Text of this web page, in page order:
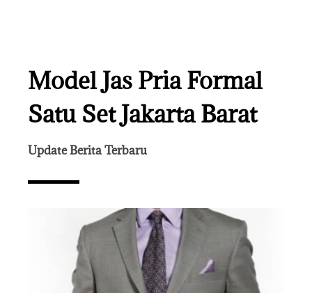
Model Jas Pria Formal
Satu Set Jakarta Barat
Update Berita Terbaru